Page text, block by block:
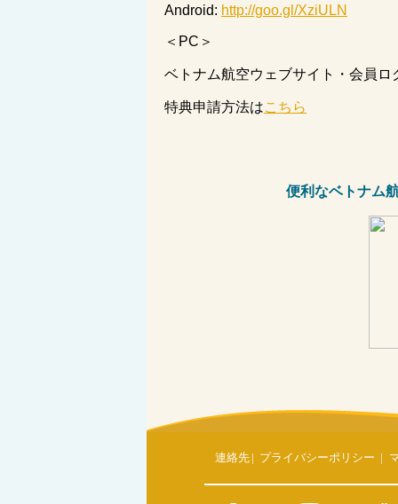
Android: http://goo.gl/XziULN
＜PC＞
ベトナム航空ウェブサイト・会員
特典申請方法はこちら
便利なベトナム
連絡先 | プライバシーポリシー |